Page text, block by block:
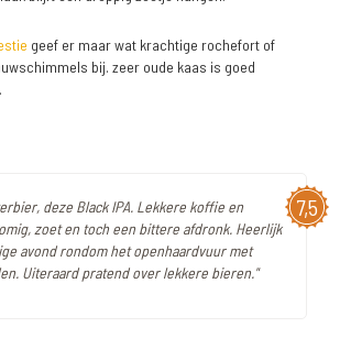
geef er maar wat krachtige rochefort of
bij. zeer oude kaas is goed
7,5
deze Black IPA. Lekkere koffie en
zoet en toch een bittere afdronk. Heerlijk
avond rondom het openhaardvuur met
Uiteraard pratend over lekkere bieren."